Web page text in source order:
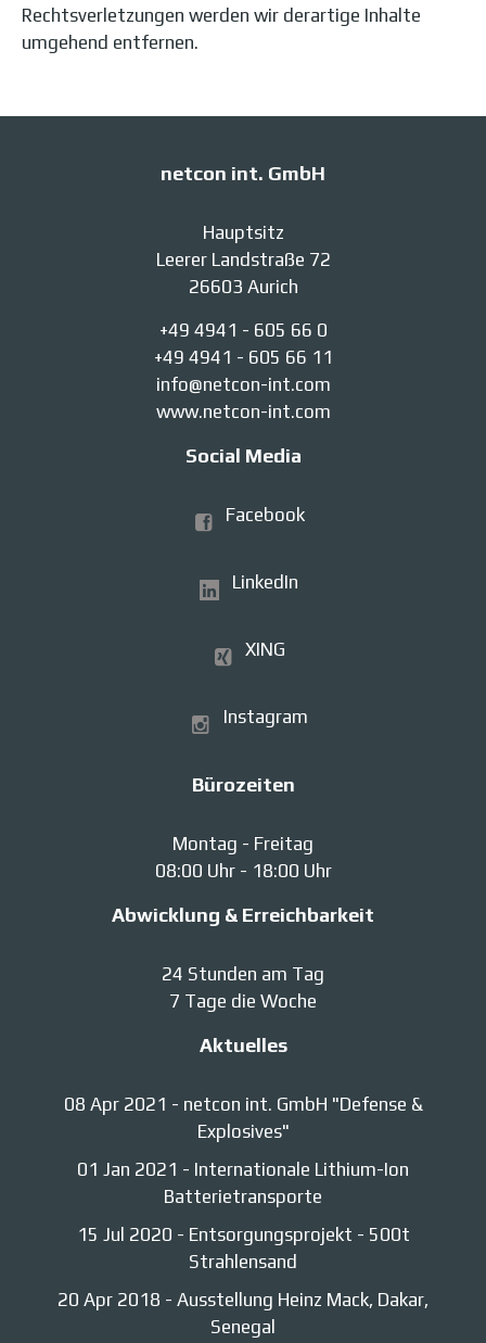
Rechtsverletzungen werden wir derartige Inhalte
umgehend entfernen.
netcon int. GmbH
Hauptsitz
Leerer Landstraße 72
26603 Aurich
+49 4941 - 605 66 0
+49 4941 - 605 66 11
info@netcon-int.com
www.netcon-int.com
Social Media
Facebook
LinkedIn
XING
Instagram
Bürozeiten
Montag - Freitag
08:00 Uhr - 18:00 Uhr
Abwicklung & Erreichbarkeit
24 Stunden am Tag
7 Tage die Woche
Aktuelles
08 Apr 2021 - netcon int. GmbH "Defense &
Explosives"
01 Jan 2021 - Internationale Lithium-Ion
Batterietransporte
15 Jul 2020 - Entsorgungsprojekt - 500t
Strahlensand
20 Apr 2018 - Ausstellung Heinz Mack, Dakar,
Senegal